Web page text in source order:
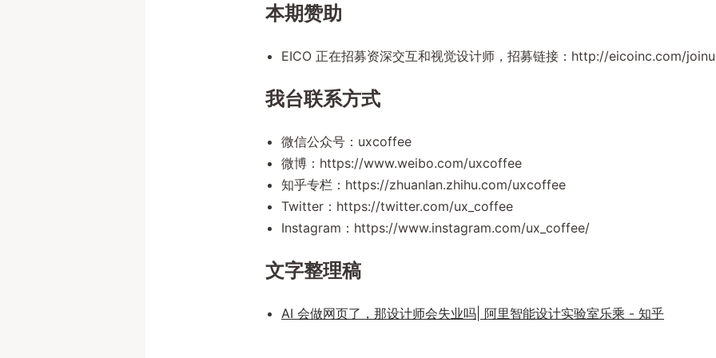
本期赞助
EICO 正在招募资深交互和视觉设计师，招募链接：http://eicoinc.com/
我台联系方式
微信公众号：uxcoffee
微博：https://www.weibo.com/uxcoffee
知乎专栏：https://zhuanlan.zhihu.com/uxcoffee
Twitter：https://twitter.com/ux_coffee
Instagram：https://www.instagram.com/ux_coffee/
文字整理稿
AI 会做网页了，那设计师会失业吗| 阿里智能设计实验室乐乘 - 知乎